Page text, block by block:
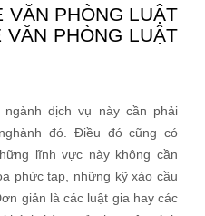
VĂN PHÒNG LUẬT
PHÒNG LUẬT
dịch vụ này cần phải
đó. Điều đó cũng có
lĩnh vực này không cần
phức tạp, những kỹ xảo cầu
giản là các luật gia hay các